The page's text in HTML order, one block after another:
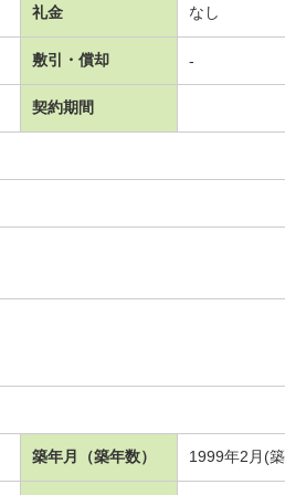
礼金 なし
敷引・償却 -
契約期間
築年月（築年数） 1999年2月(